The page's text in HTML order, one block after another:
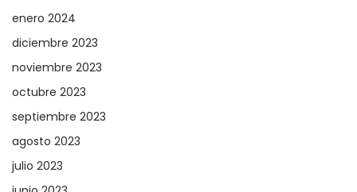
enero 2024
diciembre 2023
noviembre 2023
octubre 2023
septiembre 2023
agosto 2023
julio 2023